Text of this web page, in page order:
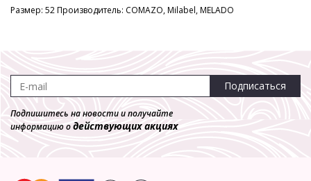
Размер: 52 Производитель: COMAZO, Milabel, MELADO
Подписаться
Подпишитесь на новости и получайте
информацию одействующих акциях